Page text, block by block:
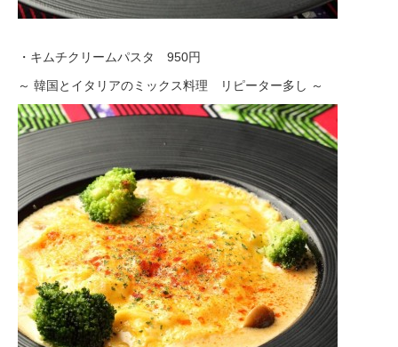
・キムチクリームパスタ 950円
～ 韓国とイタリアのミックス料理 リピーター多し ～